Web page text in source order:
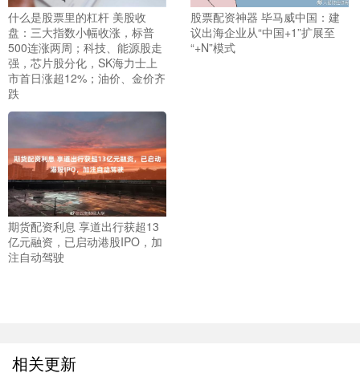
什么是股票里的杠杆 美股收
盘：三大指数小幅收涨，标普
500连涨两周；科技、能源股走
强，芯片股分化，SK海力士上
市首日涨超12%；油价、金价齐
跌
股票配资神器 毕马威中国：建
议出海企业从“中国+1”扩展至
“+N”模式
期货配资利息 享道出行获超13
亿元融资，已启动港股IPO，加
注自动驾驶
相关更新